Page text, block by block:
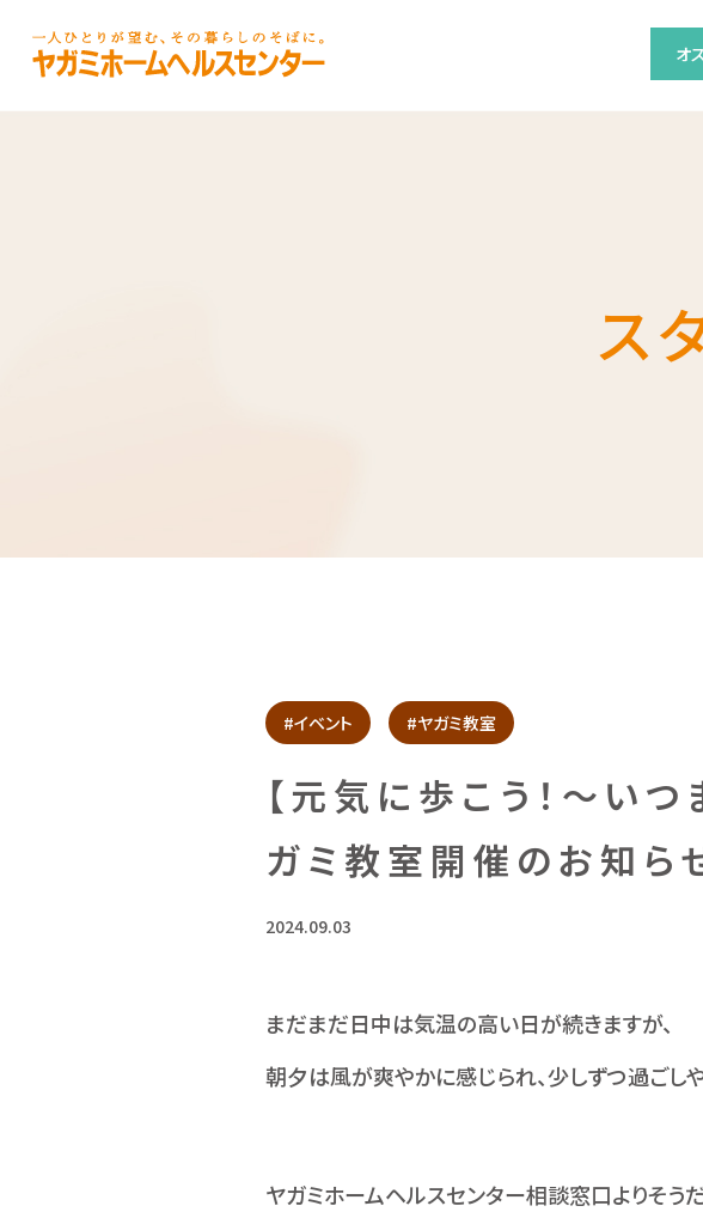
オ
ス
#イベント #ヤガミ教室
【元気に歩こう！～い
ガミ教室開催のお知ら
2024.09.03
まだまだ日中は気温の高い日が続きますが、
朝夕は風が爽やかに感じられ、少しずつ過ごしや
ヤガミホームヘルスセンター相談窓口よりそう